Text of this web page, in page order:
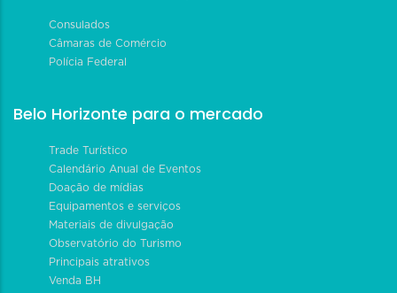
Consulados
Câmaras de Comércio
Polícia Federal
Belo Horizonte para o mercado
Trade Turístico
Calendário Anual de Eventos
Doação de mídias
Equipamentos e serviços
Materiais de divulgação
Observatório do Turismo
Principais atrativos
Venda BH